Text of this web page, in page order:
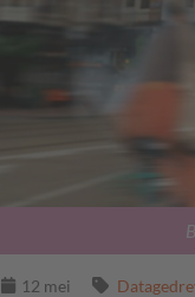
12 mei